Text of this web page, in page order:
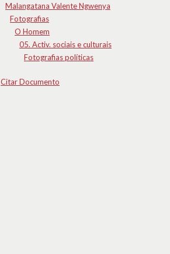
Malangatana Valente Ngwenya
Fotografias
O Homem
05. Activ. sociais e culturais
Fotografias políticas
Citar Documento